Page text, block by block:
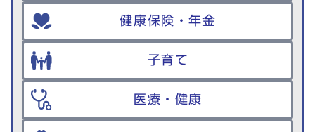
健康保険・年金
子育て
医療・健康